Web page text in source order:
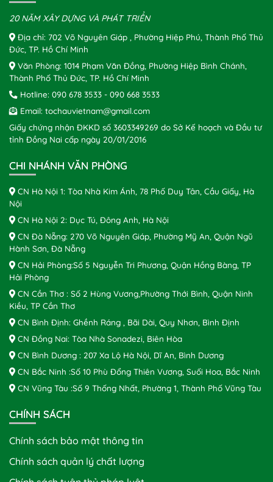
20 NĂM XÂY DỰNG VÀ PHÁT TRIỂN
Địa chỉ: 702 Võ Nguyên Giáp , Phường Hiệp Phú, Thành Phố Thủ
Đức, TP. Hồ Chí Minh
Văn Phòng: 1014 Phạm Văn Đồng, Phường Hiệp Bình Chánh,
Thành Phố Thủ Đức, TP. Hồ Chí Minh
Hotline: 090 678 3533 - 090 668 3533
Email: tochauvietnam@gmail.com
Giấy chứng nhận ĐKKD số 3603349269 do Sở Kế hoạch và Đầu tư
tỉnh Đồng Nai cấp ngày 20/01/2016
CHI NHÁNH VĂN PHÒNG
CN Hà Nội 1: Tòa Nhà Kim Ánh, 78 Phố Duy Tân, Cầu Giấy, Hà
Nội
CN Hà Nội 2: Dục Tú, Đông Anh, Hà Nội
CN Đà Nẵng: 270 Võ Nguyên Giáp, Phường Mỹ An, Quận Ngũ
Hành Sơn, Đà Nẵng
CN Hải Phòng:Số 5 Nguyễn Tri Phương, Quận Hồng Bàng, TP
Hải Phòng
CN Cần Thơ : Số 2 Hùng Vương,Phường Thới Bình, Quận Ninh
Kiều, TP Cần Thơ
CN Bình Định: Ghềnh Ráng , Bãi Dài, Quy Nhơn, Bình Định
CN Đồng Nai: Tòa Nhà Sonadezi, Biên Hòa
CN Bình Dương : 207 Xa Lộ Hà Nội, Dĩ An, Bình Dương
CN Bắc Ninh :Số 10 Phù Đổng Thiên Vương, Suối Hoa, Bắc Ninh
CN Vũng Tàu :Số 9 Thống Nhất, Phường 1, Thành Phố Vũng Tàu
CHÍNH SÁCH
Chính sách bảo mật thông tin
Chính sách quản lý chất lượng